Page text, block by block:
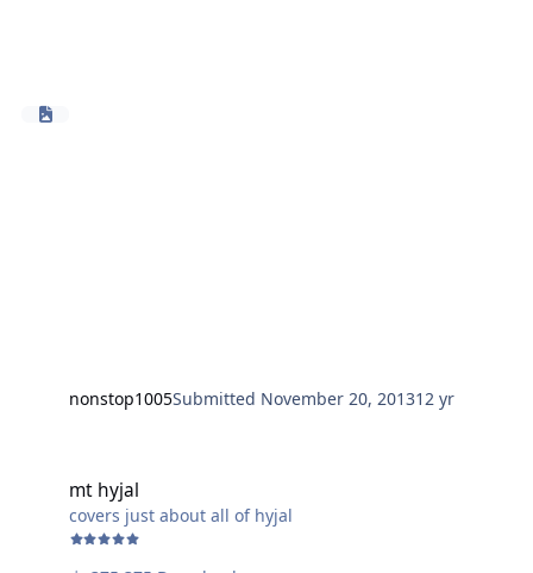
nonstop1005Submitted November 20, 201312 yr
mt hyjal
covers just about all of hyjal